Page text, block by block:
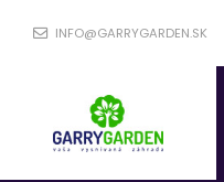
INFO@GARRYGARDEN.SK